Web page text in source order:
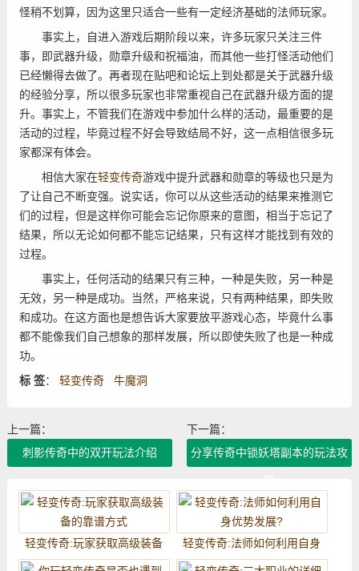
怪稍不划算，因为这里只适合一些有一定经济基础的法师玩家。
事实上，自进入游戏后期阶段以来，许多玩家只关注三件
事，即武器升级，勋章升级和祝福油，而其他一些打怪活动他们
已经懒得去做了。再者现在贴吧和论坛上到处都是关于武器升级
的经验分享，所以很多玩家也非常重视自己在武器升级方面的提
升。事实上，不管我们在游戏中参加什么样的活动，最重要的是
活动的过程，毕竟过程不好会导致结局不好，这一点相信很多玩
家都深有体会。
相信大家在轻变传奇游戏中提升武器和勋章的等级也只是为
了让自己不断变强。说实话，你可以从这些活动的结果来推测它
们的过程，但是这样你可能会忘记你原来的意图，相当于忘记了
结果，所以无论如何都不能忘记结果，只有这样才能找到有效的
过程。
事实上，任何活动的结果只有三种，一种是失败，另一种是
无效，另一种是成功。当然，严格来说，只有两种结果，即失败
和成功。在这方面也是想告诉大家要放平游戏心态，毕竟什么事
都不能像我们自己想象的那样发展，所以即使失败了也是一种成
功。
标 签： 轻变传奇 牛魔洞
上一篇：
刺影传奇中的双开玩法介绍
下一篇：
分享传奇中锁妖塔副本的玩法攻
轻变传奇:玩家获取高级装备
的靠谱方式
轻变传奇:法师如何利用自身
优势发展?